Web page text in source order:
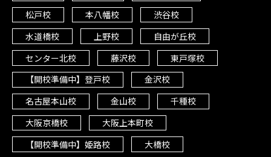
松戸校
本八幡校
渋谷校
水道橋校
上野校
自由が丘校
センター北校
藤沢校
東戸塚校
【開校準備中】登戸校
金沢校
名古屋本山校
金山校
千種校
大阪京橋校
大阪上本町校
【開校準備中】姫路校
大橋校